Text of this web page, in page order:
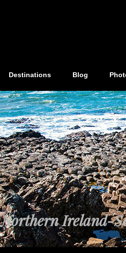
Destinations Blog
Northern Ireland-